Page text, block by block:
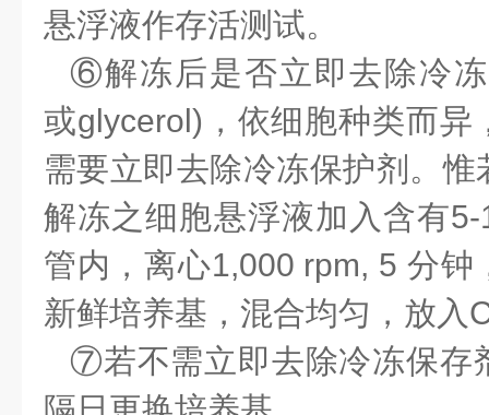
悬浮液作存活测试。
⑥解冻后是否立即去除冷
或glycerol)，依细胞种类而异
需要立即去除冷冻保护剂。
解冻之细胞悬浮液加入含有
管内，离心1,000 rpm, 5 分钟
新鲜培养基，混合均匀，放入
⑦若不需立即去除冷冻保存